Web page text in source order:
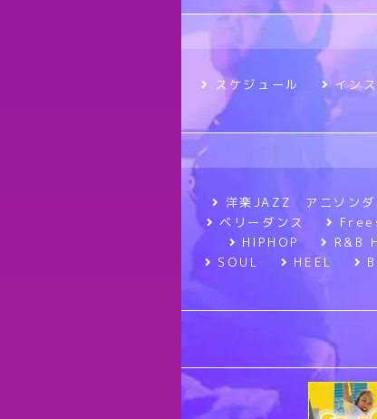
スケジュール イン
洋楽JAZZ アニソンダ
ベリーダンス
HIPHOP
R&B
SOUL
HEEL